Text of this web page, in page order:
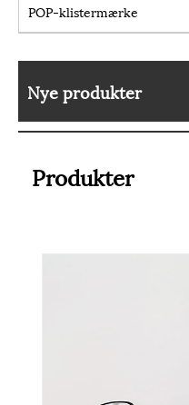
POP-klistermærke
Nye produkter
Produkter